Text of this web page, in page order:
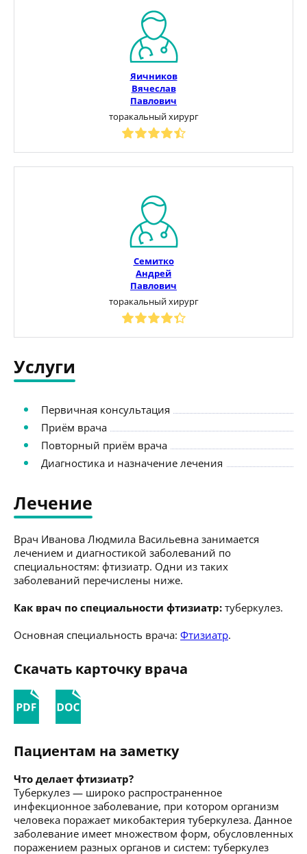
Яичников
Вячеслав
Павлович
торакальный хирург
Семитко
Андрей
Павлович
торакальный хирург
Услуги
Первичная консультация
Приём врача
Повторный приём врача
Диагностика и назначение лечения
Лечение
Врач Иванова Людмила Васильевна занимается
лечением и диагностикой заболеваний по
специальностям: фтизиатр. Одни из таких
заболеваний перечислены ниже.
Как врач по специальности фтизиатр: туберкулез.
Основная специальность врача: Фтизиатр.
Скачать карточку врача
Пациентам на заметку
Что делает фтизиатр?
Туберкулез — широко распространенное
инфекционное заболевание, при котором организм
человека поражает микобактерия туберкулеза. Данное
заболевание имеет множеством форм, обусловленных
поражением разных органов и систем: туберкулез